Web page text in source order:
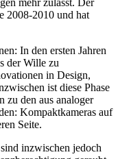
2008-2010 und hat
In den ersten Jahren
der Wille zu
in Design,
ist diese Phase
zu den aus analoger
Kompaktkameras auf
Seite.
inzwischen jedoch